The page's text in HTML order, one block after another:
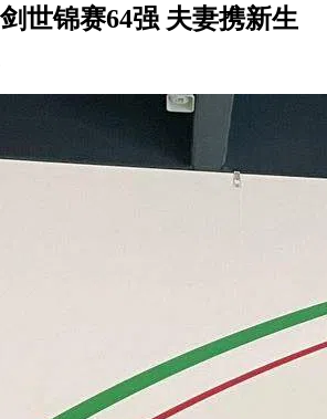
世锦赛64强 夫妻携新生